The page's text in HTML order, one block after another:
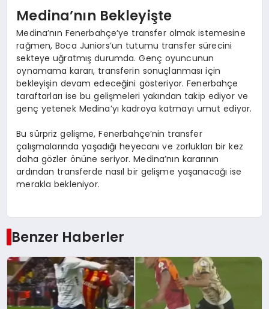
Medina’nın Bekleyişte
Medina’nın Fenerbahçe’ye transfer olmak istemesine
rağmen, Boca Juniors’un tutumu transfer sürecini
sekteye uğratmış durumda. Genç oyuncunun
oynamama kararı, transferin sonuçlanması için
bekleyişin devam edeceğini gösteriyor. Fenerbahçe
taraftarları ise bu gelişmeleri yakından takip ediyor ve
genç yetenek Medina’yı kadroya katmayı umut ediyor.
Bu sürpriz gelişme, Fenerbahçe’nin transfer
çalışmalarında yaşadığı heyecanı ve zorlukları bir kez
daha gözler önüne seriyor. Medina’nın kararının
ardından transferde nasıl bir gelişme yaşanacağı ise
merakla bekleniyor.
Benzer Haberler